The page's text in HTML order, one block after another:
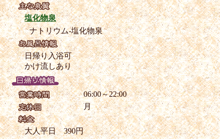
塩化物泉
ナトリウム-塩化物泉
日帰り入浴可
かけ流しあり
06:00～22:00
月
大人平日 390円